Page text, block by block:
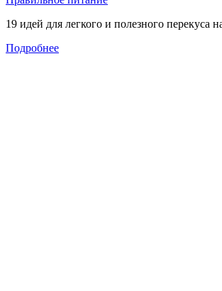
19 идей для легкого и полезного перекуса
Подробнее